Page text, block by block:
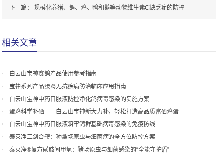
下一篇：规模化养猪、鸽、鸡、鸭和鹅等动物维生素C缺乏症的防控
相关文章
白云山宝神赛鸽产品使用参考指南
宝神系列产品蛋鸡无抗疾病防治临床应用指南
白云山宝神中药口服液防控净化鸽病毒感染的实施方案
蛋鸡科学补硒——白云山宝神新大力补，轻松打造高品质富硒鸡蛋
白云山宝神中药口服液筑牢鸽群基础病毒感染的免疫防线
泰灭净三剑合璧：种禽场原虫与细菌病的全方位防控方案
泰灭净®复方磺胺间甲氧：猪场原虫与细菌感染的“全能守护盾”